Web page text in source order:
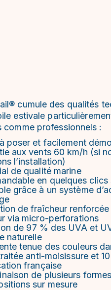
cumule des qualités
estivale
comme professionnels :
poser et facilement
aux vents 60 km/h (si
l’installation)
de qualité marine
en quelques
grâce à un système
de fraîcheur
via micro-perforations
de 97 % des UVA et
naturelle
tenue des couleurs
anti-moisissure et
française
de plusieurs
sur mesure